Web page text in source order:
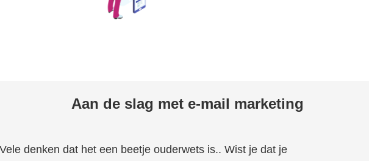
Aan de slag met e-mail marketing
denken dat het een beetje ouderwets is.. Wist je dat je